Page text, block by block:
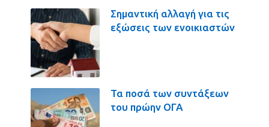
Σημαντική αλλαγή για τις
εξώσεις των ενοικιαστών
Τα ποσά των συντάξεων
του πρώην ΟΓΑ